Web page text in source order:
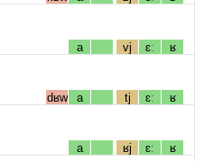
a vj ɛː ʁ
dʁw a tj ɛː ʁ
a ʁj ɛː ʁ